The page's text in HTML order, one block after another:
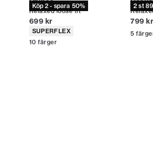
Köp 2 - spara 50%
Relaxed loose fit
Nuvarande pris
699 kr
Produktattribut
SUPERFLEX
10 färger
2 st
799
5